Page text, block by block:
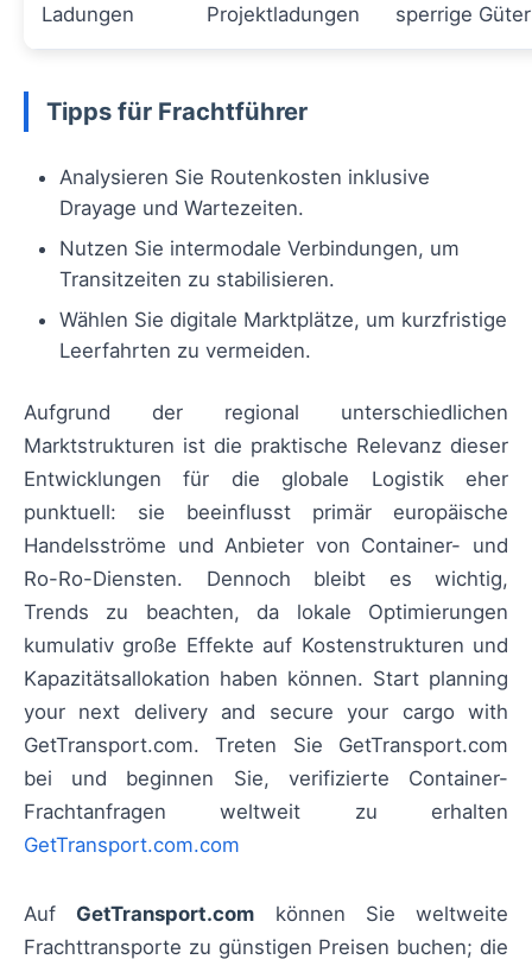
Ladungen
Projektladungen
sperrige Güter
Tipps für Frachtführer
Analysieren Sie Routenkosten inklusive
Drayage und Wartezeiten.
Nutzen Sie intermodale Verbindungen, um
Transitzeiten zu stabilisieren.
Wählen Sie digitale Marktplätze, um kurzfristige
Leerfahrten zu vermeiden.
Aufgrund der regional unterschiedlichen
Marktstrukturen ist die praktische Relevanz dieser
Entwicklungen für die globale Logistik eher
punktuell: sie beeinflusst primär europäische
Handelsströme und Anbieter von Container- und
Ro-Ro-Diensten. Dennoch bleibt es wichtig,
Trends zu beachten, da lokale Optimierungen
kumulativ große Effekte auf Kostenstrukturen und
Kapazitätsallokation haben können. Start planning
your next delivery and secure your cargo with
GetTransport.com. Treten Sie GetTransport.com
bei und beginnen Sie, verifizierte Container-
Frachtanfragen weltweit zu erhalten
GetTransport.com.com
Auf GetTransport.com können Sie weltweite
Frachttransporte zu günstigen Preisen buchen; die